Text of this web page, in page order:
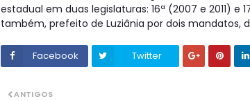
estadual em duas legislaturas: 16ª (2007 e 2011) e
também, prefeito de Luziânia por dois mandatos, de
Facebook Twitter
ANTIGOS